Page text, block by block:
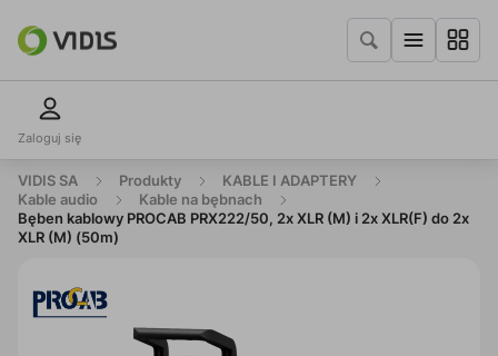
Zaloguj się
VIDIS SA Produkty
KABLE I ADAPTERY
Kable audio
Kable na bębnach
Bęben kablowy PROCAB PRX222/50, 2x XLR (M) i 2x XLR(F) do 2x
XLR (M) (50m)